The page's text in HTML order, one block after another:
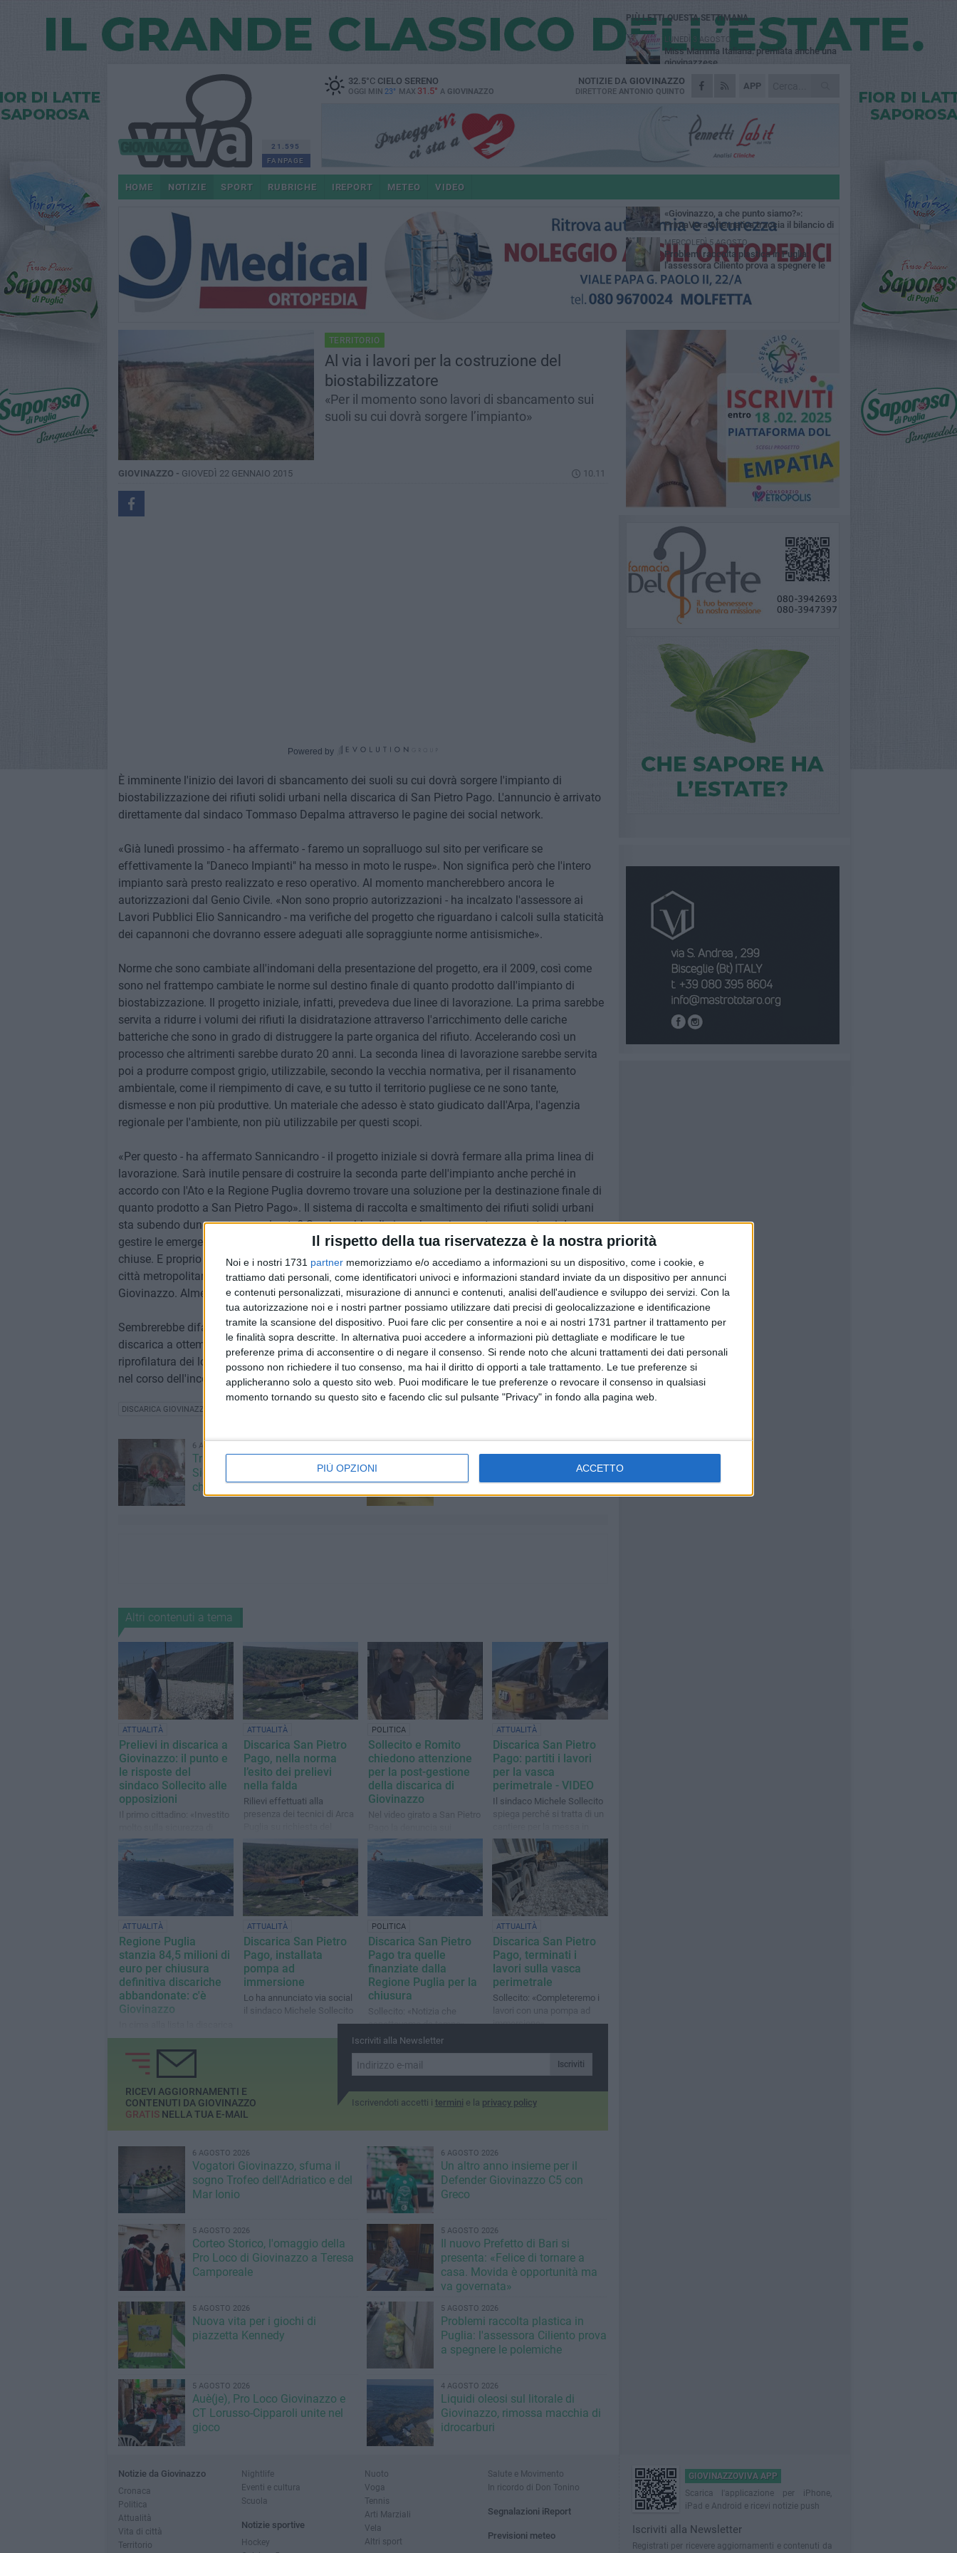
Il rispetto della tua riservatezza è la nostra priorità
Noi e i nostri 1731 partner memorizziamo e/o accediamo a informazioni su un dispositivo, come i cookie, e
trattiamo dati personali, come identificatori univoci e informazioni standard inviate da un dispositivo per annunci
e contenuti personalizzati, misurazione di annunci e contenuti, analisi dell'audience e sviluppo dei servizi. Con la
tua autorizzazione noi e i nostri partner possiamo utilizzare dati precisi di geolocalizzazione e identificazione
tramite la scansione del dispositivo. Puoi fare clic per consentire a noi e ai nostri 1731 partner il trattamento per
le finalità sopra descritte. In alternativa puoi accedere a informazioni più dettagliate e modificare le tue
preferenze prima di acconsentire o di negare il consenso. Si rende noto che alcuni trattamenti dei dati personali
possono non richiedere il tuo consenso, ma hai il diritto di opporti a tale trattamento. Le tue preferenze si
applicheranno solo a questo sito web. Puoi modificare le tue preferenze o revocare il consenso in qualsiasi
momento tornando su questo sito e facendo clic sul pulsante "Privacy" in fondo alla pagina web.
PIÙ OPZIONI ACCETTO
21.595
FANPAGE
32.5°CCIELO SERENO
OGGI MIN 23° MAX 31.5° A GIOVINAZZO
APP
NOTIZIE DA GIOVINAZZO
DIRETTORE ANTONIO QUINTO
HOME NOTIZIE SPORT RUBRICHE IREPORT METEO VIDEO
TERRITORIO
Al via i lavori per la costruzione del
biostabilizzatore
«Per il momento sono lavori di sbancamento sui
suoli su cui dovrà sorgere l’impianto»
GIOVINAZZO - GIOVEDÌ 22 GENNAIO 2015 10.11
Powered by
È imminente l'inizio dei lavori di sbancamento dei suoli su cui dovrà sorgere l'impianto di
biostabilizzazione dei rifiuti solidi urbani nella discarica di San Pietro Pago. L'annuncio è arrivato
direttamente dal sindaco Tommaso Depalma attraverso le pagine dei social network.
«Già lunedì prossimo - ha affermato - faremo un sopralluogo sul sito per verificare se
effettivamente la "Daneco Impianti" ha messo in moto le ruspe». Non significa però che l'intero
impianto sarà presto realizzato e reso operativo. Al momento mancherebbero ancora le
autorizzazioni dal Genio Civile. «Non sono proprio autorizzazioni - ha incalzato l'assessore ai
Lavori Pubblici Elio Sannicandro - ma verifiche del progetto che riguardano i calcoli sulla staticità
dei capannoni che dovranno essere adeguati alle sopraggiunte norme antisismiche».
Norme che sono cambiate all'indomani della presentazione del progetto, era il 2009, così come
sono nel frattempo cambiate le norme sul destino finale di quanto prodotto dall'impianto di
biostabizzazione. Il progetto iniziale, infatti, prevedeva due linee di lavorazione. La prima sarebbe
servita a ridurre i volumi dei rifiuti la disidratazione attraverso l'arricchimento delle cariche
batteriche che sono in grado di distruggere la parte organica del rifiuto. Accelerando così un
processo che altrimenti sarebbe durato 20 anni. La seconda linea di lavorazione sarebbe servita
poi a produrre compost grigio, utilizzabile, secondo la vecchia normativa, per il risanamento
ambientale, come il riempimento di cave, e su tutto il territorio pugliese ce ne sono tante,
dismesse e non più produttive. Un materiale che adesso è stato giudicato dall'Arpa, l'agenzia
regionale per l'ambiente, non più utilizzabile per questi scopi.
«Per questo - ha affermato Sannicandro - il progetto iniziale si dovrà fermare alla prima linea di
lavorazione. Sarà inutile pensare di costruire la seconda parte dell'impianto anche perché in
accordo con l'Ato e la Regione Puglia dovremo trovare una soluzione per la destinazione finale di
quanto prodotto a San Pietro Pago». Il sistema di raccolta e smaltimento dei rifiuti solidi urbani
sta subendo dunque una accelerata? Sembrerebbe di si, anche se in questo momento si dovranno
gestire le emergenze, visto che tutte le discariche pubbliche della Provincia sono a vario titolo
chiuse. E proprio a riguardo delle emergenze le notizie che arrivano dal sindaco e presidente della
città metropolitana, Antonio Decaro, non sembrano essere confortanti per il Comune di
Giovinazzo. Almeno secondo le dichiarazioni rilasciate su altri organi di stampa.
Sembrerebbe difatti che stia lavorando perché San Pietro Pago riapra, inducendo il gestore della
discarica a ottemperare in tempi brevi alle prescrizioni dell'Arpa. Naturalmente per la "sola"
riprofilatura dei lotti I, II e III. Probabilmente sarà questo uno dei temi che saranno messi sul tavolo
nel corso dell'incontro che si terrà domani all'Ato.
DISCARICA GIOVINAZZO
6 AGOSTO 2026
Trasfigurazione di Nostro
Signore: il programma alla
chiesetta del Padre Eterno
Lavori sul litorale, gli
aggiornamenti del sindaco di
Giovinazzo - FOTO
Altri contenuti a tema
ATTUALITÀ
Prelievi in discarica a
Giovinazzo: il punto e
le risposte del
sindaco Sollecito alle
opposizioni
Il primo cittadino: «Investito
questo sito anche ben oltre
le risorse messe a
disposizione dalla Regione»
ATTUALITÀ
Discarica San Pietro
Pago, nella norma
l’esito dei prelievi
nella falda
Rilievi effettuati alla
presenza dei tecnici di Arca
POLITICA
Sollecito e Romito
chiedono attenzione
per la post-gestione
della discarica di
Giovinazzo
Nel video girato a San Pietro
continui furti sin qui coperti
con fondi comunali. Occorre
intervento della Regione
ATTUALITÀ
Discarica San Pietro
Pago: partiti i lavori
per la vasca
perimetrale - VIDEO
Il sindaco Michele Sollecito
spiega perché si tratta di un
sicurezza del sito
ATTUALITÀ
Regione Puglia
stanzia 84,5 milioni di
euro per chiusura
definitiva discariche
abbandonate: c'è
Giovinazzo
"Ex Francavilla Ambiente" e
l'impianto "Ecoambiente" di
Bitonto
ATTUALITÀ
Discarica San Pietro
Pago, installata
pompa ad
immersione
Lo ha annunciato via social
il sindaco Michele Sollecito
POLITICA
Discarica San Pietro
Pago tra quelle
finanziate dalla
Regione Puglia per la
chiusura
Sollecito: «Notizia che
aspettavamo da tempo»
ATTUALITÀ
Discarica San Pietro
Pago, terminati i
lavori sulla vasca
perimetrale
Sollecito: «Completeremo i
lavori con una pompa ad
immersione»
Iscriviti alla Newsletter
Iscriviti
Iscrivendoti accetti i termini e la privacy policy
RICEVI AGGIORNAMENTI E
CONTENUTI DA GIOVINAZZO
GRATISNELLA TUA E-MAIL
6 AGOSTO 2026
Vogatori Giovinazzo, sfuma il
sogno Trofeo dell'Adriatico e del
Mar Ionio
6 AGOSTO 2026
Un altro anno insieme per il
Defender Giovinazzo C5 con
Greco
5 AGOSTO 2026
Corteo Storico, l'omaggio della
Pro Loco di Giovinazzo a Teresa
Camporeale
5 AGOSTO 2026
Il nuovo Prefetto di Bari si
presenta: «Felice di tornare a
casa. Movida è opportunità ma
va governata»
5 AGOSTO 2026
Nuova vita per i giochi di
piazzetta Kennedy
5 AGOSTO 2026
Problemi raccolta plastica in
Puglia: l'assessora Ciliento prova
a spegnere le polemiche
5 AGOSTO 2026
Auè(je), Pro Loco Giovinazzo e
CT Lorusso-Cipparoli unite nel
gioco
4 AGOSTO 2026
Liquidi oleosi sul litorale di
Giovinazzo, rimossa macchia di
idrocarburi
PIÙ LETTI QUESTA SETTIMANA
LUNEDÌ 3 AGOSTO
Miss Mamma Italiana: premiata anche una
giovinazzese
MARTEDÌ 4 AGOSTO
Liquidi oleosi sul litorale di Giovinazzo,
VENERDÌ 31 LUGLIO
Al via domani "Notti di Stelle 2026": tra il
mito di Mina, la comicità di Uccio De Santis
e il ritmo del Salento
VENERDÌ 31 LUGLIO
"Officina Handmade", a Giovinazzo apre la
LUNEDÌ 3 AGOSTO
«Giovinazzo, a che punto siamo?»:
PrimaVera Alternativa traccia il bilancio di
4 anni di Sollecito
MERCOLEDÌ 5 AGOSTO
Problemi raccolta plastica in Puglia:
l'assessora Ciliento prova a spegnere le
polemiche
Notizie da Giovinazzo
Cronaca
Politica
Attualità
Vita di città
Territorio
Nightlife
Eventi e cultura
Scuola
Notizie sportive
Hockey
Nuoto
Voga
Tennis
Arti Marziali
Vela
Altri sport
Salute e Movimento
In ricordo di Don Tonino
Segnalazioni iReport
Previsioni meteo
GIOVINAZZOVIVA APP
Scarica l'applicazione per iPhone,
iPad e Android e ricevi notizie push
Iscriviti alla Newsletter
Registrati per ricevere aggiornamenti e contenuti da